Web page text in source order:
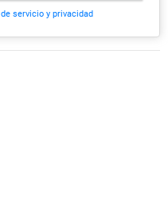
servicio y privacidad